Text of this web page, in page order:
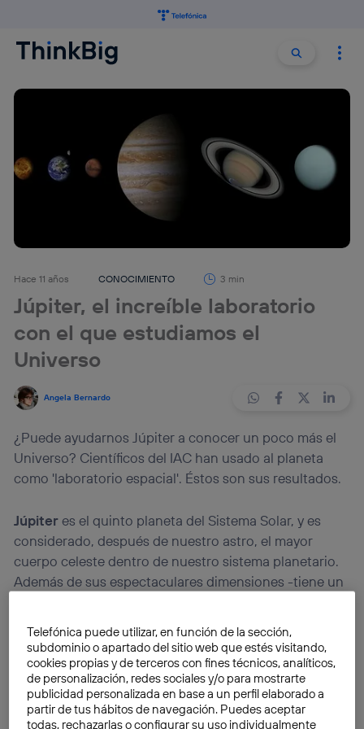
Buscar
Hace 11 años CONOCIMIENTO 3 min
Júpiter, el increíble laboratorio
con el que estudiamos el
Universo
Angela Bernardo
¿Puede ayudarnos Júpiter a conocer un poco más el
Universo? Científicos del IAC han usado al planeta
como 'laboratorio espacial'. Éstos son sus resultados.
Júpiteres el quinto planeta del Sistema Solar, y es
considerado, después de nuestro astro, el mayor
cuerpo celeste dentro de nuestro sistema planetario.
Además de sus espectaculares dimensiones -tiene un
para la ciencia. Tanto que ha sido descrito como «un
laboratorio para estudiar elUniverso«, y en particular,
descubrir nuevos detalles acerca de los exoplanetas.
¿Cómo hemos convertido a este voluminoso planeta
Telefónica puede utilizar, en función de la sección,
subdominio o apartado del sitio web que estés visitando,
cookies propias y de terceros con fines técnicos, analíticos,
de personalización, redes sociales y/o para mostrarte
publicidad personalizada en base a un perfil elaborado a
partir de tus hábitos de navegación. Puedes aceptar
todas, rechazarlas o configurar su uso individualmente